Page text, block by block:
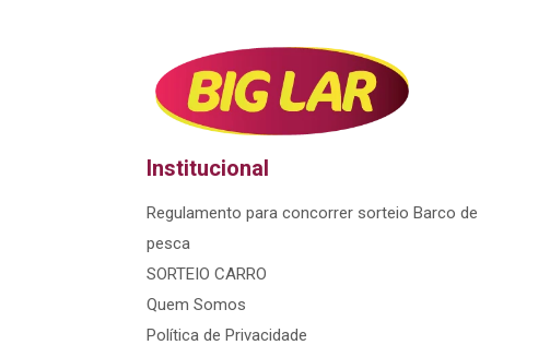
Institucional
Regulamento para concorrer sorteio Barco de
pesca
SORTEIO CARRO
Quem Somos
Política de Privacidade